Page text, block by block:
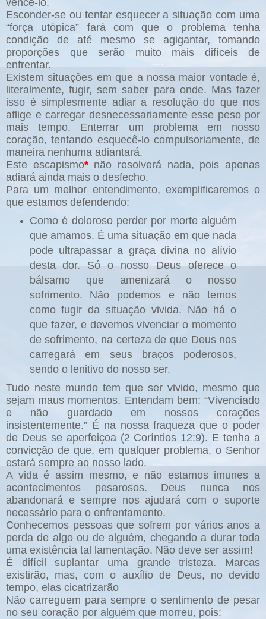
vencê-lo.
Esconder-se ou tentar esquecer a situação com uma
“força utópica” fará com que o problema tenha
condição de até mesmo se agigantar, tomando
proporções que serão muito mais difíceis de
enfrentar.
Existem situações em que a nossa maior vontade é,
literalmente, fugir, sem saber para onde. Mas fazer
isso é simplesmente adiar a resolução do que nos
aflige e carregar desnecessariamente esse peso por
mais tempo. Enterrar um problema em nosso
coração, tentando esquecê-lo compulsoriamente, de
maneira nenhuma adiantará.
Este escapismo*não resolverá nada, pois apenas
adiará ainda mais o desfecho.
Para um melhor entendimento, exemplificaremos o
que estamos defendendo:
Como é doloroso perder por morte alguém
que amamos. É uma situação em que nada
pode ultrapassar a graça divina no alívio
desta dor. Só o nosso Deus oferece o
bálsamo que amenizará o nosso
sofrimento. Não podemos e não temos
como fugir da situação vivida. Não há o
que fazer, e devemos vivenciar o momento
de sofrimento, na certeza de que Deus nos
carregará em seus braços poderosos,
sendo o lenitivo do nosso ser.
Tudo neste mundo tem que ser vivido, mesmo que
sejam maus momentos. Entendam bem: “Vivenciado
e não guardado em nossos corações
insistentemente.” É na nossa fraqueza que o poder
de Deus se aperfeiçoa (2 Coríntios 12:9). E tenha a
convicção de que, em qualquer problema, o Senhor
estará sempre ao nosso lado.
A vida é assim mesmo, e não estamos imunes a
acontecimentos pesarosos. Deus nunca nos
abandonará e sempre nos ajudará com o suporte
necessário para o enfrentamento.
Conhecemos pessoas que sofrem por vários anos a
perda de algo ou de alguém, chegando a durar toda
uma existência tal lamentação. Não deve ser assim!
É difícil suplantar uma grande tristeza. Marcas
existirão, mas, com o auxílio de Deus, no devido
tempo, elas cicatrizarão
Não carreguem para sempre o sentimento de pesar
no seu coração por alguém que morreu, pois: